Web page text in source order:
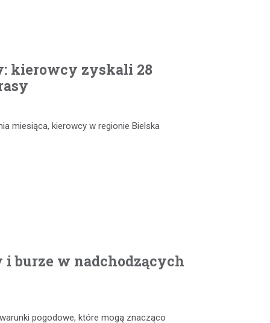
kierowcy zyskali 28
miesiąca, kierowcy w regionie Bielska
i burze w nadchodzących
pogodowe, które mogą znacząco